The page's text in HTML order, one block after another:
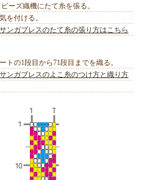
ーズ織機にたて糸を張る。
を付ける。
ンガブレスのたて糸の張り方はこちら
トの1段目から71段目までを織る。
ンガブレスのよこ糸のつけ方と織り方